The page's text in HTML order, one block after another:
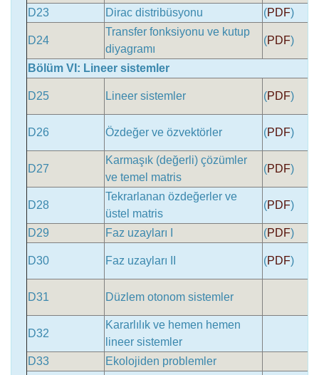
D23
Dirac distribüsyonu (PDF)
D24
Transfer fonksiyonu ve kutup
diyagramı
(PDF)
Bölüm VI: Lineer sistemler
D25 Lineer sistemler (PDF)
D26 Özdeğer ve özvektörler (PDF)
D27
Karmaşık (değerli) çözümler
ve temel matris
(PDF)
D28
Tekrarlanan özdeğerler ve
üstel matris
(PDF)
D29 Faz uzayları I (PDF)
D30 Faz uzayları II (PDF)
D31 Düzlem otonom sistemler
D32
Kararlılık ve hemen hemen
lineer sistemler
D33
Ekolojiden problemler